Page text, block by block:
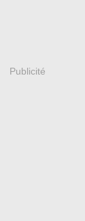
Publicité